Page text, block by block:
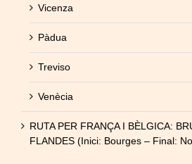
Vicenza
Pàdua
Treviso
Venècia
RUTA PER FRANÇA I BÈLGICA:
FLANDES (Inici: Bourges – Final: